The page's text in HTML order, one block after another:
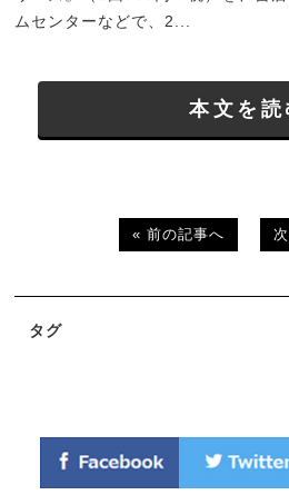
ムセンターなどで、2...
本文を読
« 前の記事へ
タグ